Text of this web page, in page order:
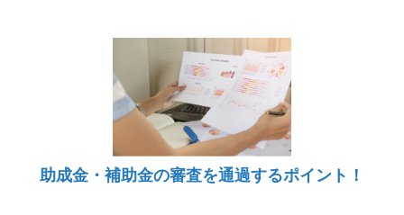
助成金・補助金の審査を通過するポイント！